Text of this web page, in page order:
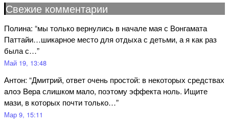
Свежие комментарии
Полина: “мы только вернулись в начале мая с Вонгамата
Паттайи…шикарное место для отдыха с детьми, а я как раз
была с…”
Май 19, 13:48
Антон: “Дмитрий, ответ очень простой: в некоторых средствах
aлoэ Bepa слишком мало, поэтому эффекта ноль. Ищите
мази, в которых почти только…”
Мар 9, 15:11